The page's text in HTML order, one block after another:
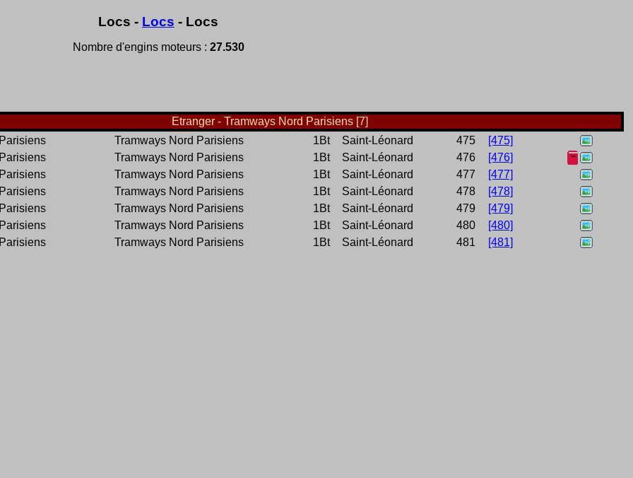
Locs - Locs - Locs
Nombre d'engins moteurs : 27.530
Etranger - Tramways Nord Parisiens [7]
Tramways Nord Parisiens 1Bt Saint-Léonard 475
[475]
Tramways Nord Parisiens 1Bt Saint-Léonard 476
[476]
Tramways Nord Parisiens 1Bt Saint-Léonard 477
[477]
Tramways Nord Parisiens 1Bt Saint-Léonard 478
[478]
Tramways Nord Parisiens 1Bt Saint-Léonard 479
[479]
Tramways Nord Parisiens 1Bt Saint-Léonard 480
[480]
Tramways Nord Parisiens 1Bt Saint-Léonard 481 [481]